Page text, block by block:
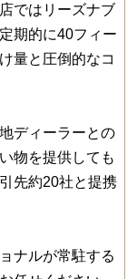
ではリーズナブ
期的に40フィー
量と圧倒的なコ
ディーラーとの
物を提供しても
先約20社と提携
ナルが常駐する